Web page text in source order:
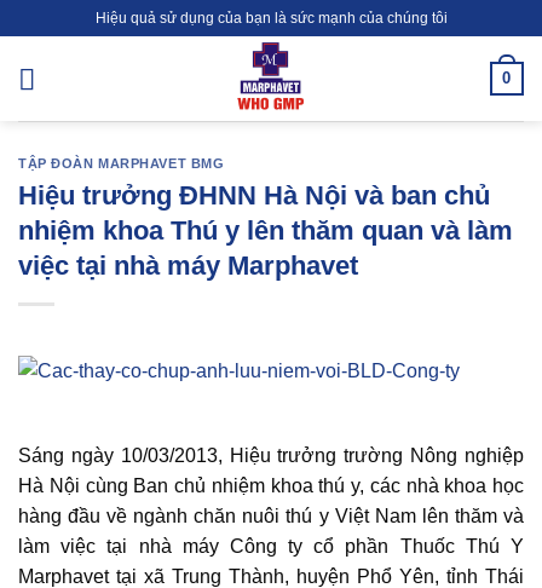
content
Hiệu quả sử dụng của bạn là sức mạnh của chúng tôi
0
TẬP ĐOÀN MARPHAVET BMG
Hiệu trưởng ĐHNN Hà Nội và ban chủ
nhiệm khoa Thú y lên thăm quan và làm
việc tại nhà máy Marphavet
Sáng ngày 10/03/2013, Hiệu trưởng trường Nông nghiệp
Hà Nội cùng Ban chủ nhiệm khoa thú y, các nhà khoa học
hàng đầu về ngành chăn nuôi thú y Việt Nam lên thăm và
làm việc tại nhà máy Công ty cổ phần Thuốc Thú Y
Marphavet tại xã Trung Thành, huyện Phổ Yên, tỉnh Thái